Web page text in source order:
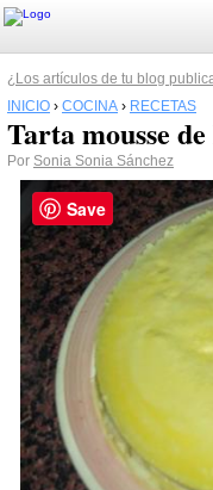
¿Los artículos de tu blog
INICIO › COCINA › RECETAS
Tarta mousse
Por Sonia Sonia Sánchez
Save